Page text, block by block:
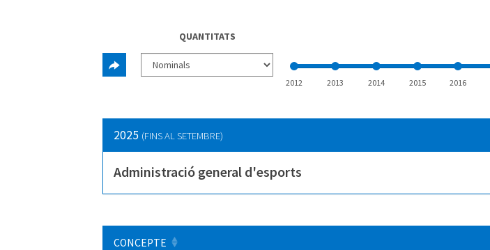
QUANTITATS
2012 2013 2014 2015 2016
2025 (FINS AL SETEMBRE)
Administració general d'esports
CONCEPTE